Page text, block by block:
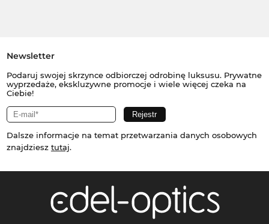
Newsletter
Podaruj swojej skrzynce odbiorczej odrobinę luksusu. Prywatne
wyprzedaże, ekskluzywne promocje i wiele więcej czeka na
Ciebie!
Dalsze informacje na temat przetwarzania danych osobowych
znajdziesz tutaj.